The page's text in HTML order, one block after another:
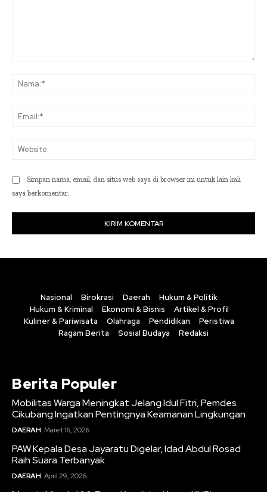
Simpan nama, email, dan situs web saya di browser ini untuk lain kali
saya berkomentar.
Nasional Birokrasi Daerah
Hukum & Politik
Hukum & Kriminal
Ekonomi & Bisnis
Artikel & Profil
Kuliner & Pariwisata
Olahraga Pendidikan
Peristiwa
Ragam Berita
Sosial Budaya Redaksi
Berita Populer
Mobilitas Warga Meningkat Jelang Idul Fitri, Pemdes
Cikubang Ingatkan Pentingnya Keamanan Lingkungan
DAERAH Maret 16, 2026
PAW Kepala Desa Jayaratu Digelar, Idad Abdul Rosad
Raih Suara Terbanyak
DAERAH April 29, 2026